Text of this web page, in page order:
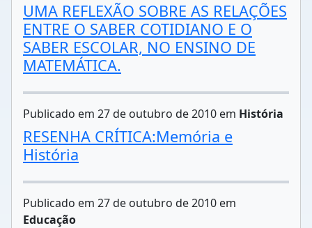
UMA REFLEXÃO SOBRE AS RELAÇÕES
ENTRE O SABER COTIDIANO E O
SABER ESCOLAR, NO ENSINO DE
MATEMÁTICA.
Publicado em 27 de outubro de 2010 em História
RESENHA CRÍTICA:Memória e
História
Publicado em 27 de outubro de 2010 em
Educação